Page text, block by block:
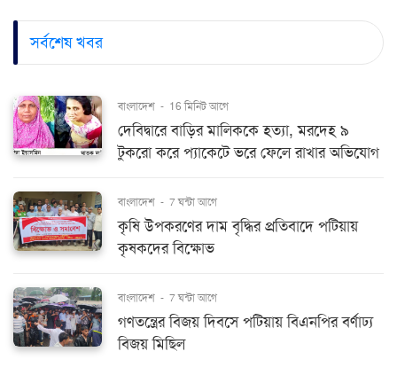
সর্বশেষ খবর
বাংলাদেশ - 16 মিনিট আগে
দেবিদ্বারে বাড়ির মালিককে হত্যা, মরদেহ ৯
টুকরো করে প্যাকেটে ভরে ফেলে রাখার অভিযোগ
বাংলাদেশ - 7 ঘন্টা আগে
কৃষি উপকরণের দাম বৃদ্ধির প্রতিবাদে পটিয়ায়
কৃষকদের বিক্ষোভ
বাংলাদেশ - 7 ঘন্টা আগে
গণতন্ত্রের বিজয় দিবসে পটিয়ায় বিএনপির বর্ণাঢ্য
বিজয় মিছিল